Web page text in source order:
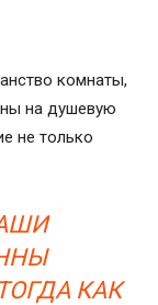
комнаты,
на душевую
не только
КАК